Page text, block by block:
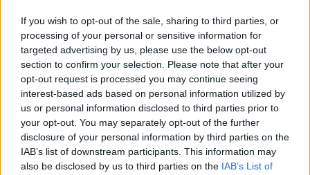
If you wish to opt-out of the sale, sharing to third parties, or
processing of your personal or sensitive information for
targeted advertising by us, please use the below opt-out
section to confirm your selection. Please note that after your
opt-out request is processed you may continue seeing
interest-based ads based on personal information utilized by
us or personal information disclosed to third parties prior to
your opt-out. You may separately opt-out of the further
disclosure of your personal information by third parties on the
IAB’s list of downstream participants. This information may
also be disclosed by us to third parties on the IAB’s List of